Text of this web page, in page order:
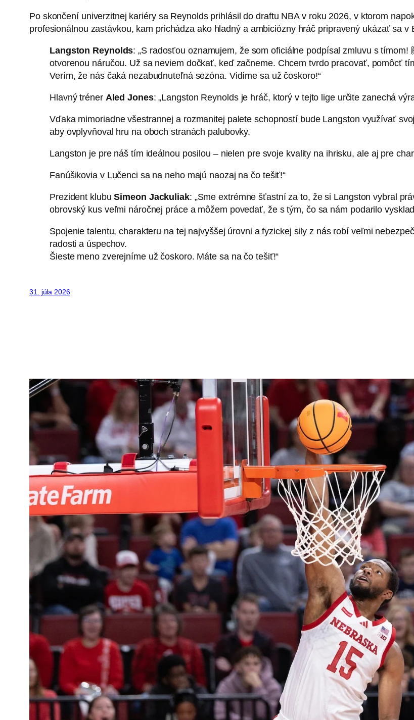
Po skončení univerzitnej kariéry sa Reynolds prihlásil do draftu NBA v roku 2026, v ktorom
profesionálnou zastávkou, kam prichádza ako hladný a ambiciózny hráč pripravený ukázať sa v
Langston Reynolds: „S radosťou oznamujem, že som oficiálne podpísal zmluvu s
otvorenou náručou. Už sa neviem dočkať, keď začneme. Chcem tvrdo pracovať, pomôcť
Verím, že nás čaká nezabudnuteľná sezóna. Vidíme sa už čoskoro!“
Hlavný tréner Aled Jones: „Langston Reynolds je hráč, ktorý v tejto lige určite zanechá
Vďaka mimoriadne všestrannej a rozmanitej palete schopností bude Langston využívať
aby ovplyvňoval hru na oboch stranách palubovky.
Langston je pre náš tím ideálnou posilou – nielen pre svoje kvality na ihrisku, ale aj pre
Fanúšikovia v Lučenci sa na neho majú naozaj na čo tešiť!“
Prezident klubuSimeon Jackuliak: „Sme extrémne šťastní za to, že si Langston vybral
obrovský kus veľmi náročnej práce a môžem povedať, že s tým, čo sa nám podarilo
Spojenie talentu, charakteru na tej najvyššej úrovni a fyzickej sily z nás robí veľmi
radosti a úspechov.
Šieste meno zverejníme už čoskoro. Máte sa na čo tešiť!“
31. júla 2026